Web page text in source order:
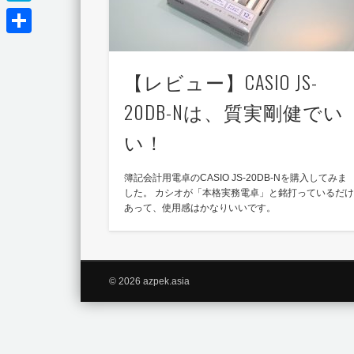
【レビュー】CASIO JS-
20DB-Nは、質実剛健でい
い！
簿記会計用電卓のCASIO JS-20DB-Nを購入してみま
した。 カシオが「本格実務電卓」と銘打っているだけ
あって、使用感はかなりいいです。
© 2026 azpek.asia
Hatena